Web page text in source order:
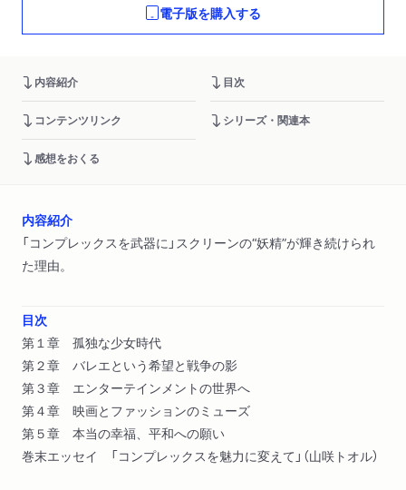
電子版を購入する
内容紹介 目次
コンテンツリンク シリーズ・関連本
感想をおくる
内容紹介
「コンプレックスを武器に」スクリーンの“妖精”が輝き続けられ
た理由。
目次
第１章 孤独な少女時代
第２章 バレエという希望と戦争の影
第３章 エンターテインメントの世界へ
第４章 映画とファッションのミューズ
第５章 本当の幸福、平和への願い
巻末エッセイ 「コンプレックスを魅力に変えて」（山咲トオル）